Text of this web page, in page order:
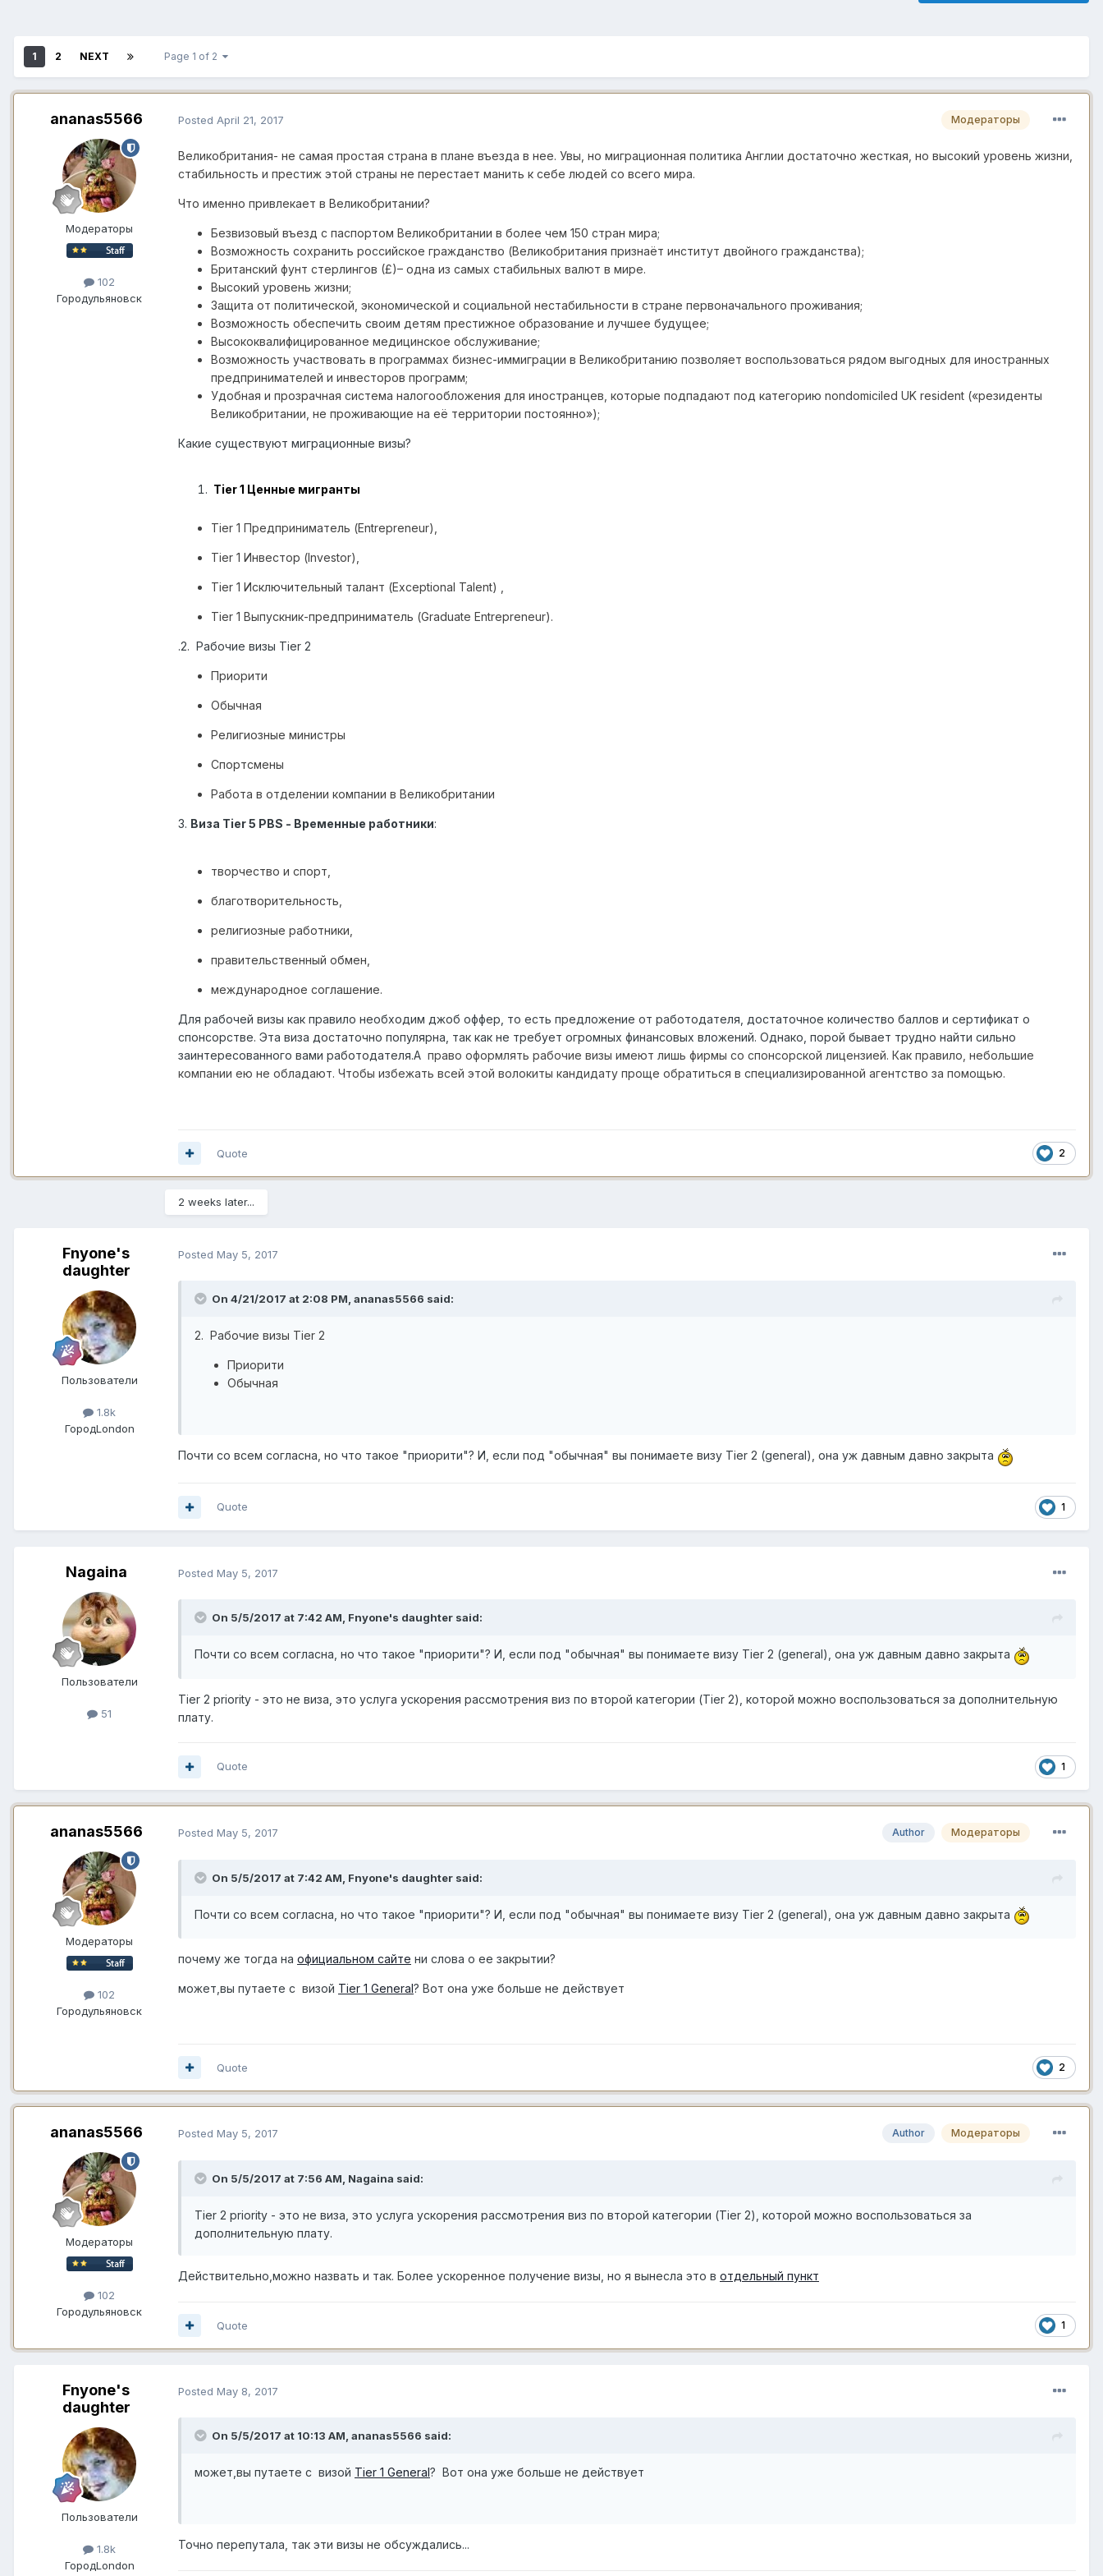
1 2 NEXT Page 1 of 2
ananas5566
Модераторы
102
Городульяновск
Модераторы
Posted April 21, 2017
Великобритания- не самая простая страна в плане въезда в нее. Увы, но миграционная политика Англии достаточно жесткая, но высокий уровень жизни,
стабильность и престиж этой страны не перестает манить к себе людей со всего мира.
Что именно привлекает в Великобритании?
Безвизовый въезд с паспортом Великобритании в более чем 150 стран мира;
Возможность сохранить российское гражданство (Великобритания признаёт институт двойного гражданства);
Британский фунт стерлингов (£)– одна из самых стабильных валют в мире.
Высокий уровень жизни;
Защита от политической, экономической и социальной нестабильности в стране первоначального проживания;
Возможность обеспечить своим детям престижное образование и лучшее будущее;
Высококвалифицированное медицинское обслуживание;
Возможность участвовать в программах бизнес-иммиграции в Великобританию позволяет воспользоваться рядом выгодных для иностранных
предпринимателей и инвесторов программ;
Удобная и прозрачная система налогообложения для иностранцев, которые подпадают под категорию nondomiciled UK resident («резиденты
Великобритании, не проживающие на её территории постоянно»);
Какие существуют миграционные визы?
Tier 1 Ценные мигранты
Tier 1 Предприниматель (Entrepreneur),
Tier 1 Инвестор (Investor),
Tier 1 Исключительный талант (Exceptional Talent)
Tier 1 Выпускник-предприниматель (Graduate Entrepreneur).
.2. Рабочие визы Tier 2
Приорити
Обычная
Религиозные министры
Спортсмены
Работа в отделении компании в Великобритании
3. Виза Tier 5 PBS - Временные работники:
творчество и спорт,
благотворительность
религиозные работники
правительственный обмен
международное соглашение.
Для рабочей визы как правило необходим джоб оффер, то есть предложение от работодателя, достаточное количество баллов и сертификат о
спонсорстве. Эта виза достаточно популярна, так как не требует огромных финансовых вложений. Однако, порой бывает трудно найти сильно
заинтересованного вами работодателя.А право оформлять рабочие визы имеют лишь фирмы со спонсорской лицензией. Как правило, небольшие
компании ею не обладают. Чтобы избежать всей этой волокиты кандидату проще обратиться в специализированной агентство за помощью.
2
Quote
2 weeks later...
Fnyone's
daughter
Пользователи
1.8k
ГородLondon
Posted May 5, 2017
On 4/21/2017 at 2:08 PM, ananas5566 said:
2. Рабочие визы Tier 2
Приорити
Обычная
Почти со всем согласна, но что такое "приорити"? И, если под "обычная" вы понимаете визу Tier 2 (general), она уж давным давно закрыта
1
Quote
Nagaina
Пользователи
51
Posted May 5, 2017
On 5/5/2017 at 7:42 AM, Fnyone's daughter said:
Почти со всем согласна, но что такое "приорити"? И, если под "обычная" вы понимаете визу Tier 2 (general), она уж давным давно закрыта
Tier 2 priority - это не виза, это услуга ускорения рассмотрения виз по второй категории (Tier 2), которой можно воспользоваться за дополнительную
плату.
1
Quote
ananas5566
Модераторы
102
Городульяновск
Author Модераторы
Posted May 5, 2017
On 5/5/2017 at 7:42 AM, Fnyone's daughter said:
Почти со всем согласна, но что такое "приорити"? И, если под "обычная" вы понимаете визу Tier 2 (general), она уж давным давно закрыта
почему же тогда на официальном сайте ни слова о ее закрытии?
может,вы путаете с визой Tier 1 General? Вот она уже больше не действует
2
Quote
ananas5566
Модераторы
102
Городульяновск
Author Модераторы
Posted May 5, 2017
On 5/5/2017 at 7:56 AM, Nagaina said:
Tier 2 priority - это не виза, это услуга ускорения рассмотрения виз по второй категории (Tier 2), которой можно воспользоваться за
дополнительную плату.
Действительно,можно назвать и так. Более ускоренное получение визы, но я вынесла это в отдельный пункт
1
Quote
Fnyone's
daughter
Пользователи
1.8k
ГородLondon
Posted May 8, 2017
On 5/5/2017 at 10:13 AM, ananas5566 said:
может,вы путаете с визой Tier 1 General? Вот она уже больше не действует
Точно перепутала, так эти визы не обсуждались...